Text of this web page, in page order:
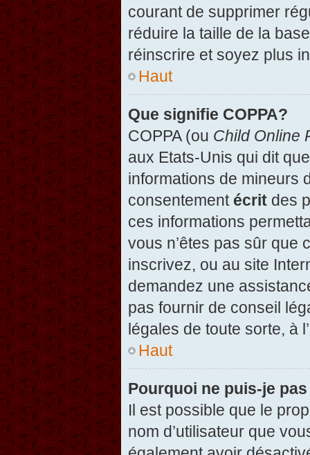
courant de supprimer
réduire la taille de la
réinscrire et soyez plus
Haut
Que signifie COPPA?
COPPA (ou Child Online
aux Etats-Unis qui dit
informations de mineurs
consentement écrit des
ces informations
vous n’êtes pas sûr que
inscrivez, ou au site
demandez une
pas fournir de conseil
légales de toute sorte, à
Haut
Pourquoi ne puis-je
Il est possible que le
nom d’utilisateur que